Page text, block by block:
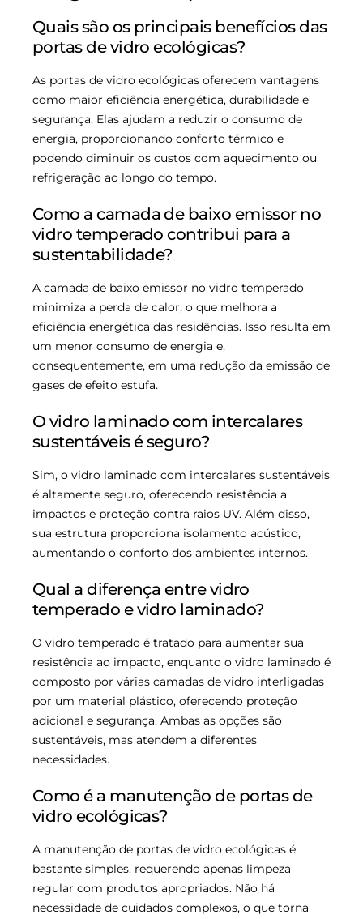
Quais são os principais benefícios das
portas de vidro ecológicas?
As portas de vidro ecológicas oferecem vantagens
como maior eficiência energética, durabilidade e
segurança. Elas ajudam a reduzir o consumo de
energia, proporcionando conforto térmico e
podendo diminuir os custos com aquecimento ou
refrigeração ao longo do tempo.
Como a camada de baixo emissor no
vidro temperado contribui para a
sustentabilidade?
A camada de baixo emissor no vidro temperado
minimiza a perda de calor, o que melhora a
eficiência energética das residências. Isso resulta em
um menor consumo de energia e,
consequentemente, em uma redução da emissão de
gases de efeito estufa.
O vidro laminado com intercalares
sustentáveis é seguro?
Sim, o vidro laminado com intercalares sustentáveis
é altamente seguro, oferecendo resistência a
impactos e proteção contra raios UV. Além disso,
sua estrutura proporciona isolamento acústico,
aumentando o conforto dos ambientes internos.
Qual a diferença entre vidro
temperado e vidro laminado?
O vidro temperado é tratado para aumentar sua
resistência ao impacto, enquanto o vidro laminado é
composto por várias camadas de vidro interligadas
por um material plástico, oferecendo proteção
adicional e segurança. Ambas as opções são
sustentáveis, mas atendem a diferentes
necessidades.
Como é a manutenção de portas de
vidro ecológicas?
A manutenção de portas de vidro ecológicas é
bastante simples, requerendo apenas limpeza
regular com produtos apropriados. Não há
necessidade de cuidados complexos, o que torna